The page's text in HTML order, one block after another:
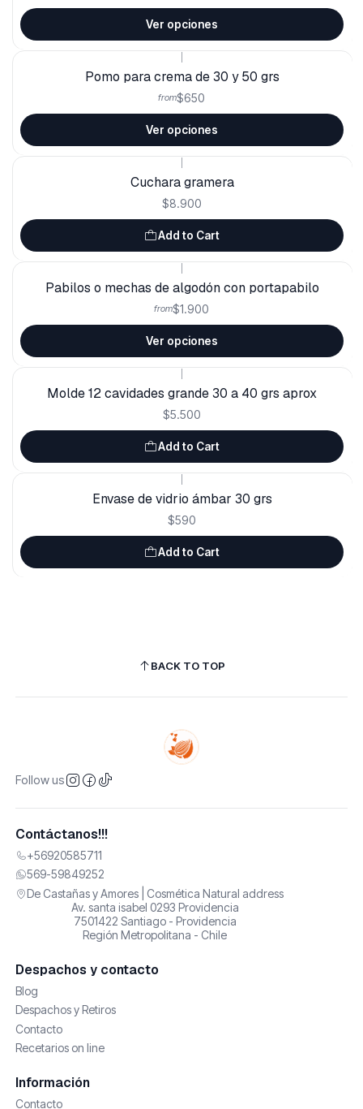
Ver opciones
Pomo para crema de 30 y 50 grs
from$650
Ver opciones
Cuchara gramera
$8.900
Add to Cart
Pabilos o mechas de algodón con portapabilo
from$1.900
Ver opciones
Molde 12 cavidades grande 30 a 40 grs aprox
$5.500
Add to Cart
Envase de vidrio ámbar 30 grs
$590
Add to Cart
BACK TO TOP
Follow us
Contáctanos!!!
+56920585711
569-59849252
De Castañas y Amores | Cosmética Natural address
Av. santa isabel 0293 Providencia
7501422 Santiago - Providencia
Región Metropolitana - Chile
Despachos y contacto
Blog
Despachos y Retiros
Contacto
Recetarios on line
Información
Contacto